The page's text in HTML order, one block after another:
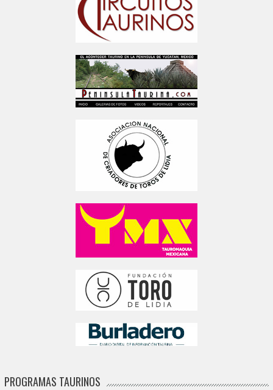
PROGRAMAS TAURINOS